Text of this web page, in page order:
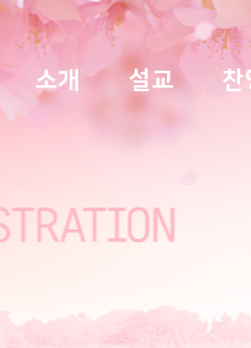
소개 설교 찬